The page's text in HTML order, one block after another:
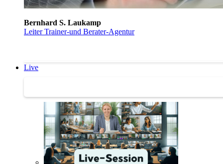
Bernhard S. Laukamp
Leiter Trainer-und Berater-Agentur
Live